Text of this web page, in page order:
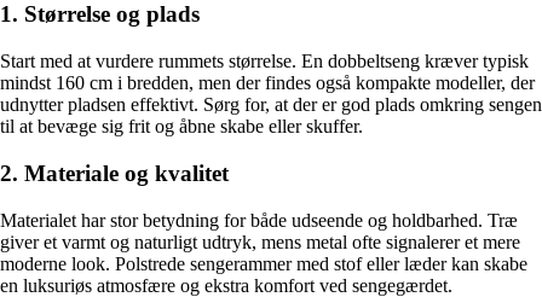
1. Størrelse og plads
Start med at vurdere rummets størrelse. En dobbeltseng kræver typisk
mindst 160 cm i bredden, men der findes også kompakte modeller, der
udnytter pladsen effektivt. Sørg for, at der er god plads omkring sengen
til at bevæge sig frit og åbne skabe eller skuffer.
2. Materiale og kvalitet
Materialet har stor betydning for både udseende og holdbarhed. Træ
giver et varmt og naturligt udtryk, mens metal ofte signalerer et mere
moderne look. Polstrede sengerammer med stof eller læder kan skabe
en luksuriøs atmosfære og ekstra komfort ved sengegærdet.